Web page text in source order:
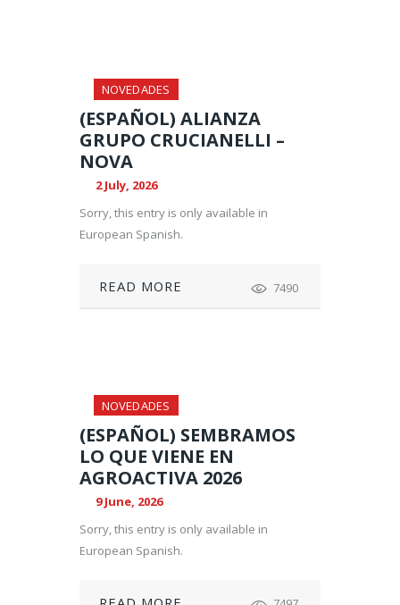
NOVEDADES
(ESPAÑOL) ALIANZA
GRUPO CRUCIANELLI –
NOVA
2 July, 2026
Sorry, this entry is only available in
European Spanish.
READ MORE 7490
NOVEDADES
(ESPAÑOL) SEMBRAMOS
LO QUE VIENE EN
AGROACTIVA 2026
9 June, 2026
Sorry, this entry is only available in
European Spanish.